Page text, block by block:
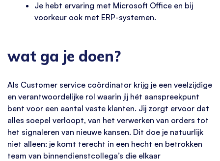
Je hebt ervaring met Microsoft Office en bij
voorkeur ook met ERP-systemen.
wat ga je doen?
Als Customer service coördinator krijg je een veelzijdige
en verantwoordelijke rol waarin jij hét aanspreekpunt
bent voor een aantal vaste klanten. Jij zorgt ervoor dat
alles soepel verloopt, van het verwerken van orders tot
het signaleren van nieuwe kansen. Dit doe je natuurlijk
niet alleen: je komt terecht in een hecht en betrokken
team van binnendienstcollega’s die elkaar